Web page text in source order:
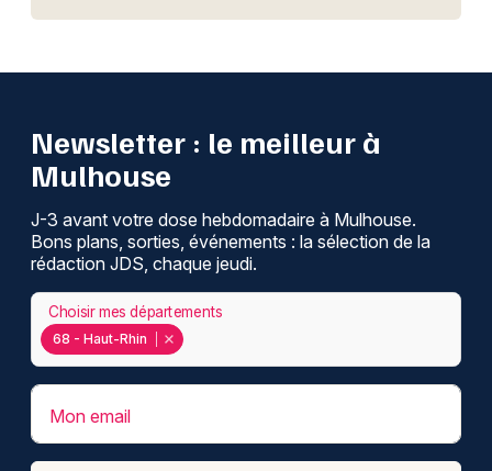
Newsletter : le meilleur à
Mulhouse
J-3 avant votre dose hebdomadaire à Mulhouse.
Bons plans, sorties, événements : la sélection de la
rédaction JDS, chaque jeudi.
68 - Haut-Rhin
Choisir mes départements
Mon email